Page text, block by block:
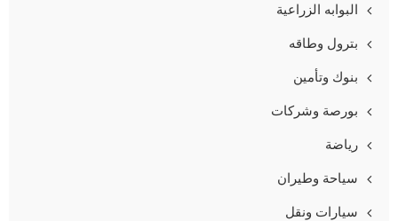
البوابه الزراعية
بترول وطاقه
بنوك وتأمين
بورصة وشركات
رياضة
سياحة وطيران
سيارات ونقل